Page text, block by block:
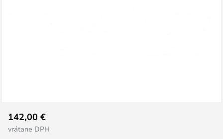
na
začiatok
142,00 €
vrátane DPH